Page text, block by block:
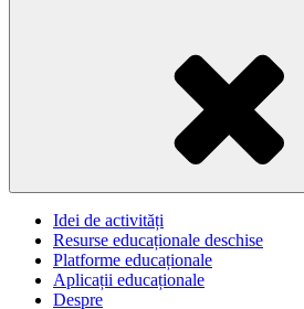
Idei de activități
Resurse educaționale deschise
Platforme educaționale
Aplicații educaționale
Despre